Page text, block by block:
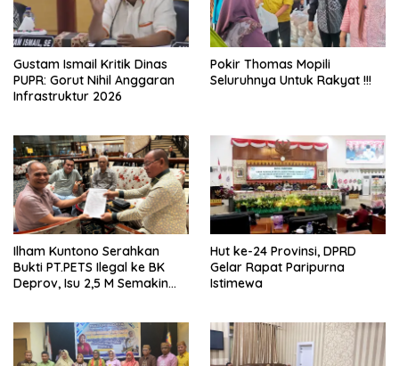
Gustam Ismail Kritik Dinas
PUPR: Gorut Nihil Anggaran
Infrastruktur 2026
Pokir Thomas Mopili
Seluruhnya Untuk Rakyat !!!
Ilham Kuntono Serahkan
Bukti PT.PETS Ilegal ke BK
Deprov, Isu 2,5 M Semakin
Hut ke-24 Provinsi, DPRD
Gelar Rapat Paripurna
Istimewa